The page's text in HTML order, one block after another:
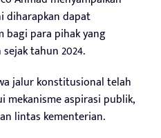
diharapkan dapat
bagi para pihak yang
tahun 2024.
jalur konstitusional telah
aspirasi publik,
lintas kementerian.